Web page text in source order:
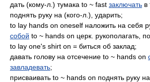
дать (кому-л.) тумака to ~ fast заключать в
поднять руку на (кого-л.), ударить;
to lay hands on oneself наложить на себя
собой to ~ hands on церк. рукополагать,
to lay one's shirt on = биться об заклад;
давать голову на отсечение to ~ hands on
завладевать;
присваивать to ~ hands on поднять руку